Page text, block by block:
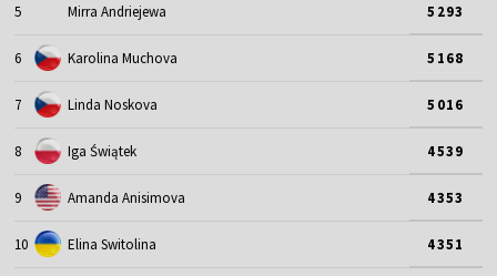
5 Mirra Andriejewa 5293
6 Karolina Muchova 5168
7 Linda Noskova 5016
8 Iga Świątek 4539
9 Amanda Anisimova 4353
10 Elina Switolina 4351